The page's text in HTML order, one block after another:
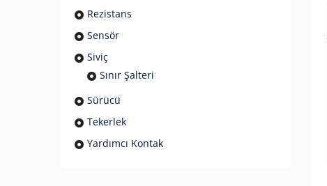
Rezistans
Sensör
Siviç
Sınır Şalteri
Sürücü
Tekerlek
Yardımcı Kontak